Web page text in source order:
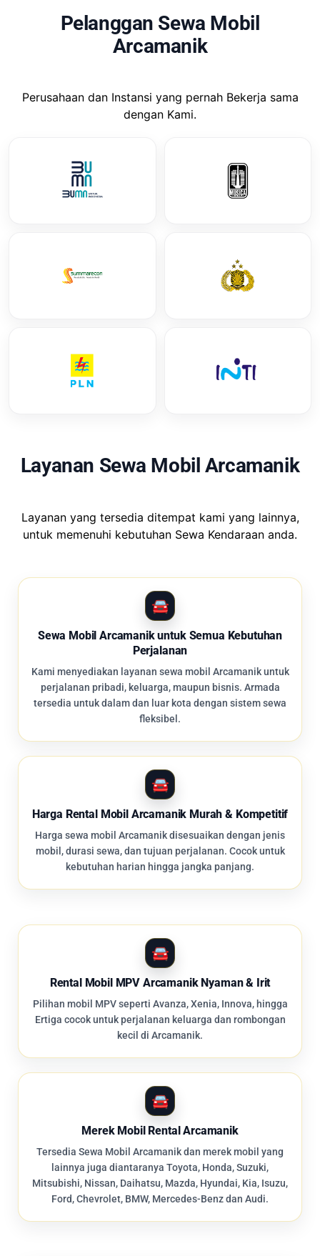
Pelanggan Sewa Mobil
Arcamanik
Perusahaan dan Instansi yang pernah Bekerja sama
dengan Kami.
Layanan Sewa Mobil Arcamanik
Layanan yang tersedia ditempat kami yang lainnya,
untuk memenuhi kebutuhan Sewa Kendaraan anda.
Sewa Mobil Arcamanik untuk Semua Kebutuhan
Perjalanan
Kami menyediakan layanan sewa mobil Arcamanik untuk
perjalanan pribadi, keluarga, maupun bisnis. Armada
tersedia untuk dalam dan luar kota dengan sistem sewa
fleksibel.
Harga Rental Mobil Arcamanik Murah & Kompetitif
Harga sewa mobil Arcamanik disesuaikan dengan jenis
mobil, durasi sewa, dan tujuan perjalanan. Cocok untuk
kebutuhan harian hingga jangka panjang.
Rental Mobil MPV Arcamanik Nyaman & Irit
Pilihan mobil MPV seperti Avanza, Xenia, Innova, hingga
Ertiga cocok untuk perjalanan keluarga dan rombongan
kecil di Arcamanik.
Merek Mobil Rental Arcamanik
Tersedia Sewa Mobil Arcamanik dan merek mobil yang
lainnya juga diantaranya Toyota, Honda, Suzuki,
Mitsubishi, Nissan, Daihatsu, Mazda, Hyundai, Kia, Isuzu,
Ford, Chevrolet, BMW, Mercedes-Benz dan Audi.